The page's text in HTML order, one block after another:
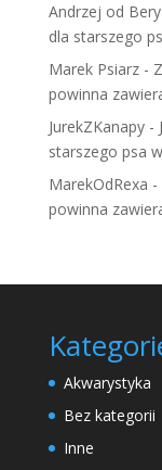
Andrzej od Bery
dla starszego
Marek Psiarz-
powinna
JurekZKanapy-
starszego psa
MarekOdRexa -
powinna
Akwarystyka
Bez kategorii
Inne